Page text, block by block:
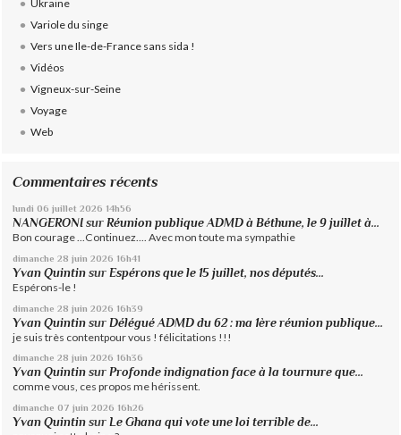
Ukraine
Variole du singe
Vers une Ile-de-France sans sida !
Vidéos
Vigneux-sur-Seine
Voyage
Web
Commentaires récents
lundi 06 juillet 2026 14h56
NANGERONI surRéunion publique ADMD à Béthune, le 9 juillet à...
Bon courage ...Continuez.... Avec mon toute ma sympathie
dimanche 28 juin 2026 16h41
Yvan Quintin surEspérons que le 15 juillet, nos députés...
Espérons-le !
dimanche 28 juin 2026 16h39
Yvan Quintin surDélégué ADMD du 62 : ma 1ère réunion publique...
je suis très contentpour vous ! félicitations !!!
dimanche 28 juin 2026 16h36
Yvan Quintin surProfonde indignation face à la tournure que...
comme vous, ces propos me hérissent.
dimanche 07 juin 2026 16h26
Yvan Quintin sur Le Ghana qui vote une loi terrible de...